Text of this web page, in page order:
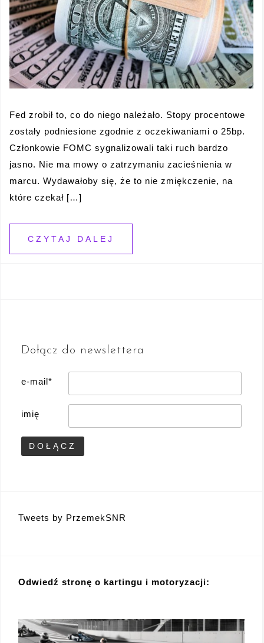
Fed zrobił to, co do niego należało. Stopy procentowe
zostały podniesione zgodnie z oczekiwaniami o 25bp.
Członkowie FOMC sygnalizowali taki ruch bardzo
jasno. Nie ma mowy o zatrzymaniu zacieśnienia w
marcu. Wydawałoby się, że to nie zmiękczenie, na
które czekał […]
CZYTAJ DALEJ
Dołącz do newslettera
e-mail*
imię
Tweets by PrzemekSNR
Odwiedź stronę o kartingu i motoryzacji: